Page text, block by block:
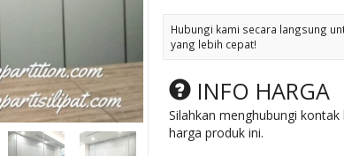
Hubungi kami secara langsung
yang lebih cepat!
INFO HARGA
Silahkan menghubungi
harga produk ini.